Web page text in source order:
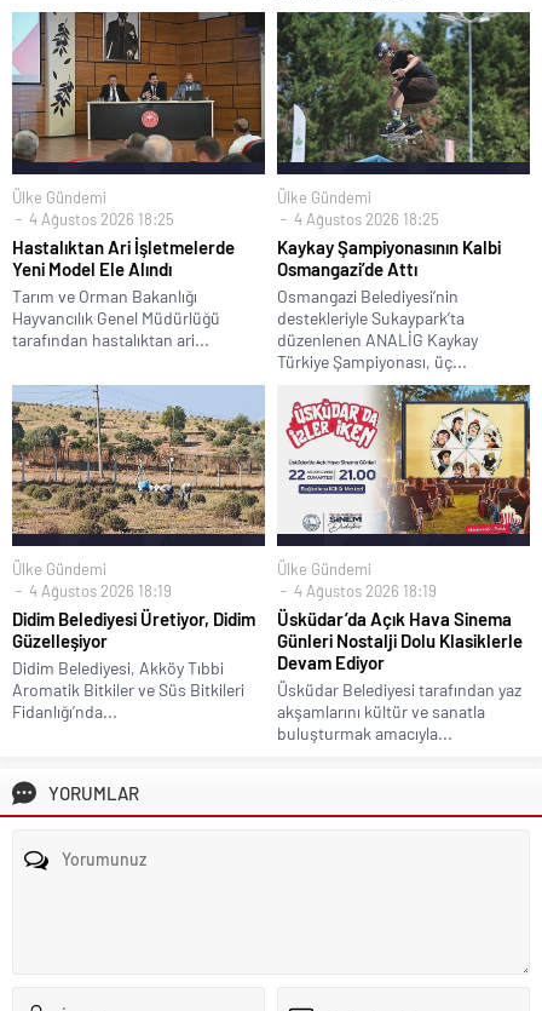
Ülke Gündemi
4 Ağustos 2026 18:25
Hastalıktan Ari İşletmelerde
Yeni Model Ele Alındı
Tarım ve Orman Bakanlığı
Hayvancılık Genel Müdürlüğü
tarafından hastalıktan ari...
Ülke Gündemi
4 Ağustos 2026 18:25
Kaykay Şampiyonasının Kalbi
Osmangazi’de Attı
Osmangazi Belediyesi’nin
destekleriyle Sukaypark’ta
düzenlenen ANALİG Kaykay
Türkiye Şampiyonası, üç...
Ülke Gündemi
4 Ağustos 2026 18:19
Didim Belediyesi Üretiyor, Didim
Güzelleşiyor
Didim Belediyesi, Akköy Tıbbi
Aromatik Bitkiler ve Süs Bitkileri
Fidanlığı’nda...
Ülke Gündemi
4 Ağustos 2026 18:19
Üsküdar’da Açık Hava Sinema
Günleri Nostalji Dolu Klasiklerle
Devam Ediyor
Üsküdar Belediyesi tarafından yaz
akşamlarını kültür ve sanatla
buluşturmak amacıyla...
YORUMLAR